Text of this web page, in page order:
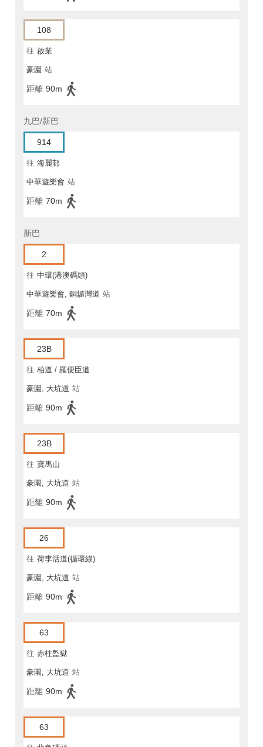
108
往 啟業
豪園 站
距離 90m
九巴/新巴
914
往 海麗邨
中華遊樂會 站
距離 70m
新巴
2
往 中環(港澳碼頭)
中華遊樂會, 銅鑼灣道 站
距離 70m
23B
往 柏道 / 羅便臣道
豪園, 大坑道 站
距離 90m
23B
往 寶馬山
豪園, 大坑道 站
距離 90m
26
往 荷李活道(循環線)
豪園, 大坑道 站
距離 90m
63
往 赤柱監獄
豪園, 大坑道 站
距離 90m
63